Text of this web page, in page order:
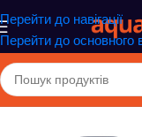
Перейти до навігації
Перейти до основного
Головна/Насоси та